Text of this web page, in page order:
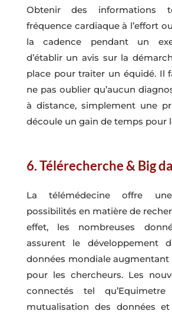
Obtenir des informations
fréquence cardiaque à l’effort
la cadence pendant un
d’établir un avis sur la
place pour traiter un équidé. Il
ne pas oublier qu’aucun
à distance, simplement une
découle un gain de temps pour
6. Télérecherche & Big
La télémédecine offre
possibilités en matière de
effet, les nombreuses
assurent le développement
données mondiale augmentant
pour les chercheurs. Les
connectés tel
mutualisation des données